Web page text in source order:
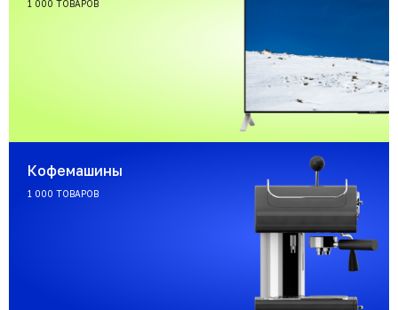
1 000 ТОВАРОВ
Кофемашины
1 000 ТОВАРОВ